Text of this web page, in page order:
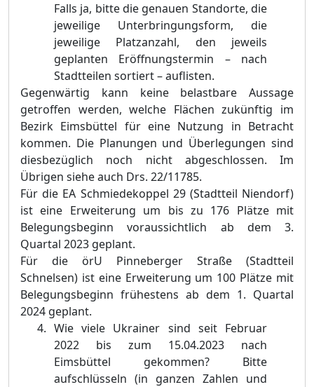
Falls ja, bitte die genauen Standorte, die
jeweilige Unterbringungsform, die
jeweilige Platzanzahl, den jeweils
geplanten Eröffnungstermin – nach
Stadtteilen sortiert – auflisten.
Gegenwärtig kann keine belastbare Aussage
getroffen werden, welche Flächen zukünftig im
Bezirk Eimsbüttel für eine Nutzung in Betracht
kommen. Die Planungen und Überlegungen sind
diesbezüglich noch nicht abgeschlossen. Im
Übrigen siehe auch Drs. 22/11785.
Für die EA Schmiedekoppel 29 (Stadtteil Niendorf)
ist eine Erweiterung um bis zu 176 Plätze mit
Belegungsbeginn voraussichtlich ab dem 3.
Quartal 2023 geplant.
Für die örU Pinneberger Straße (Stadtteil
Schnelsen) ist eine Erweiterung um 100 Plätze mit
Belegungsbeginn frühestens ab dem 1. Quartal
2024 geplant.
Wie viele Ukrainer sind seit Februar
2022 bis zum 15.04.2023 nach
Eimsbüttel gekommen? Bitte
aufschlüsseln (in ganzen Zahlen und